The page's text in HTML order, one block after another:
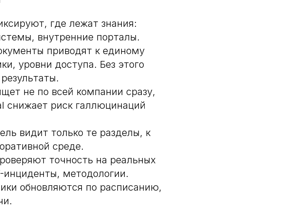
где лежат знания:
внутренние порталы.
приводят к единому
уровни доступа. Без этого
не по всей компании сразу,
снижает риск галлюцинаций
видит только те разделы, к
среде.
точность на реальных
инциденты, методологии.
обновляются по расписанию,